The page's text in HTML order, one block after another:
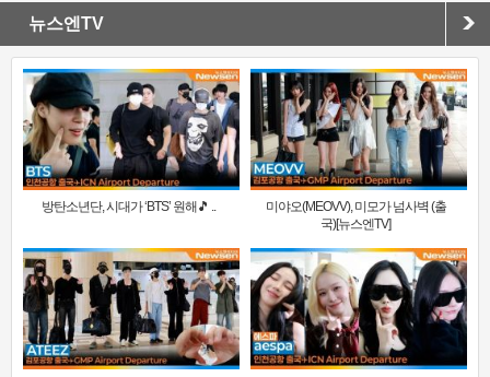
뉴스엔TV
방탄소년단, 시대가 ‘BTS’ 원해🎵 ..
미야오(MEOVV), 미모가 넘사벽 (출
국)[뉴스엔TV]